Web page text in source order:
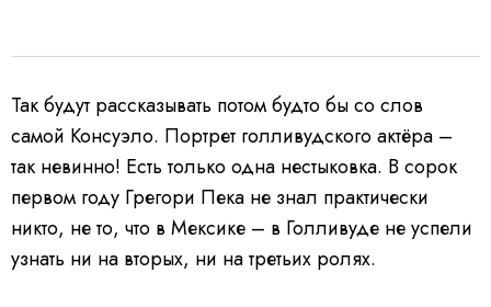
Так будут рассказывать потом будто бы со слов
самой Консуэло. Портрет голливудского актёра –
так невинно! Есть только одна нестыковка. В сорок
первом году Грегори Пека не знал практически
никто, не то, что в Мексике – в Голливуде не успели
узнать ни на вторых, ни на третьих ролях.